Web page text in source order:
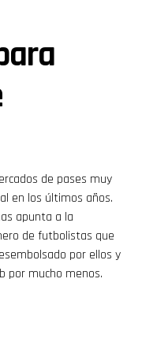
de pases muy
en los últimos años.
apunta a la
de futbolistas que
por ellos y
por mucho menos.